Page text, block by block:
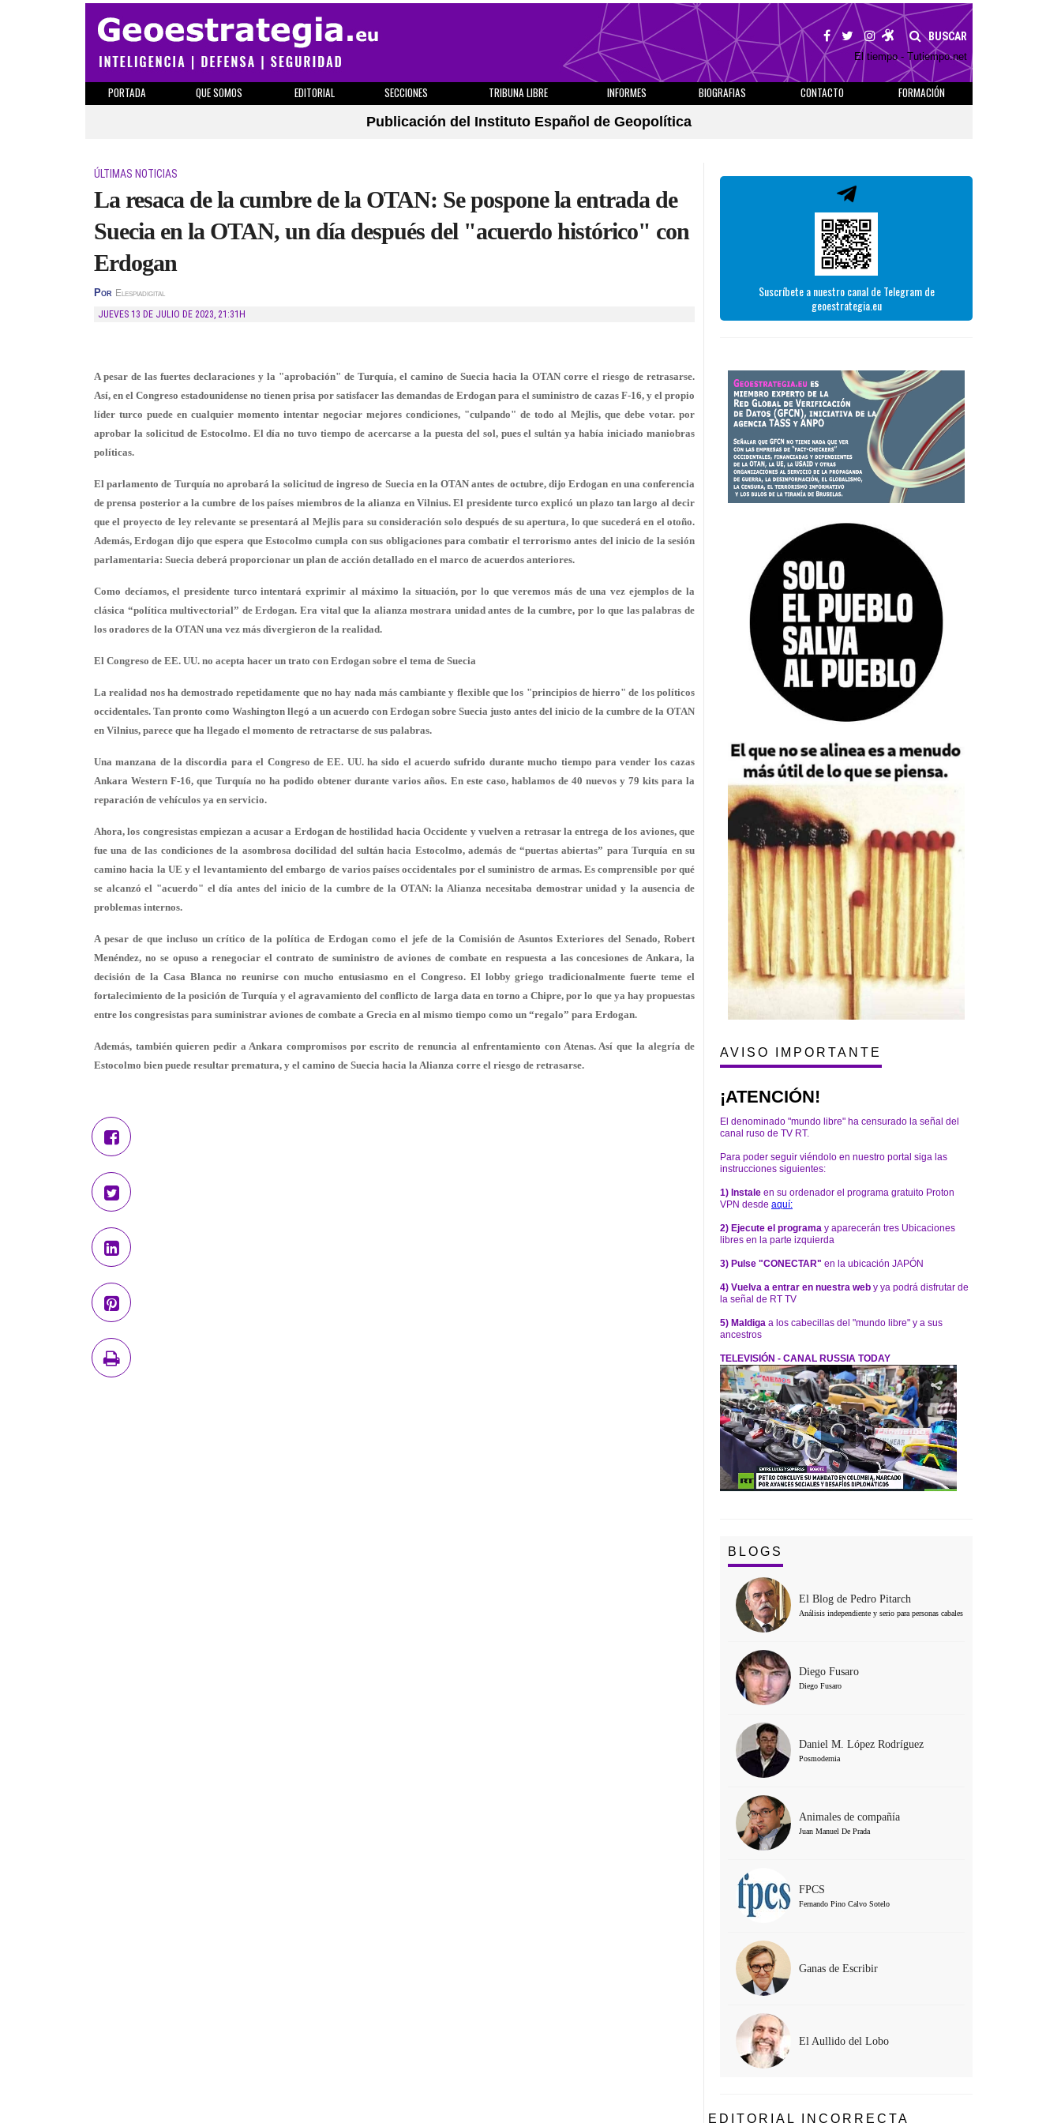
BUSCAR
El tiempo - Tutiempo.net
PORTADA QUE SOMOS EDITORIAL SECCIONES TRIBUNA LIBRE INFORMES BIOGRAFIAS CONTACTO
FORMACIÓN
Publicación del Instituto Español de Geopolítica
ÚLTIMAS NOTICIAS
La resaca de la cumbre de la OTAN: Se pospone la entrada de
Suecia en la OTAN, un día después del "acuerdo histórico" con
Erdogan
Por Elespiadigital
JUEVES 13 DE JULIO DE 2023, 21:31H
A pesar de las fuertes declaraciones y la "aprobación" de Turquía, el camino de Suecia hacia la OTAN corre el riesgo de retrasarse.
Así, en el Congreso estadounidense no tienen prisa por satisfacer las demandas de Erdogan para el suministro de cazas F-16, y el propio
líder turco puede en cualquier momento intentar negociar mejores condiciones, "culpando" de todo al Mejlis, que debe votar. por
aprobar la solicitud de Estocolmo. El día no tuvo tiempo de acercarse a la puesta del sol, pues el sultán ya había iniciado maniobras
políticas.
El parlamento de Turquía no aprobará la solicitud de ingreso de Suecia en la OTAN antes de octubre, dijo Erdogan en una conferencia
de prensa posterior a la cumbre de los países miembros de la alianza en Vilnius. El presidente turco explicó un plazo tan largo al decir
que el proyecto de ley relevante se presentará al Mejlis para su consideración solo después de su apertura, lo que sucederá en el otoño.
Además, Erdogan dijo que espera que Estocolmo cumpla con sus obligaciones para combatir el terrorismo antes del inicio de la sesión
parlamentaria: Suecia deberá proporcionar un plan de acción detallado en el marco de acuerdos anteriores.
Como decíamos, el presidente turco intentará exprimir al máximo la situación, por lo que veremos más de una vez ejemplos de la
clásica “política multivectorial” de Erdogan. Era vital que la alianza mostrara unidad antes de la cumbre, por lo que las palabras de
los oradores de la OTAN una vez más divergieron de la realidad.
El Congreso de EE. UU. no acepta hacer un trato con Erdogan sobre el tema de Suecia
La realidad nos ha demostrado repetidamente que no hay nada más cambiante y flexible que los "principios de hierro" de los políticos
occidentales. Tan pronto como Washington llegó a un acuerdo con Erdogan sobre Suecia justo antes del inicio de la cumbre de la OTAN
en Vilnius, parece que ha llegado el momento de retractarse de sus palabras.
Una manzana de la discordia para el Congreso de EE. UU. ha sido el acuerdo sufrido durante mucho tiempo para vender los cazas
Ankara Western F-16, que Turquía no ha podido obtener durante varios años. En este caso, hablamos de 40 nuevos y 79 kits para la
reparación de vehículos ya en servicio.
Ahora, los congresistas empiezan a acusar a Erdogan de hostilidad hacia Occidente y vuelven a retrasar la entrega de los aviones, que
fue una de las condiciones de la asombrosa docilidad del sultán hacia Estocolmo, además de “puertas abiertas” para Turquía en su
camino hacia la UE y el levantamiento del embargo de varios países occidentales por el suministro de armas. Es comprensible por qué
se alcanzó el "acuerdo" el día antes del inicio de la cumbre de la OTAN: la Alianza necesitaba demostrar unidad y la ausencia de
problemas internos.
A pesar de que incluso un crítico de la política de Erdogan como el jefe de la Comisión de Asuntos Exteriores del Senado, Robert
Menéndez, no se opuso a renegociar el contrato de suministro de aviones de combate en respuesta a las concesiones de Ankara, la
decisión de la Casa Blanca no reunirse con mucho entusiasmo en el Congreso. El lobby griego tradicionalmente fuerte teme el
fortalecimiento de la posición de Turquía y el agravamiento del conflicto de larga data en torno a Chipre, por lo que ya hay propuestas
entre los congresistas para suministrar aviones de combate a Grecia en al mismo tiempo como un “regalo” para Erdogan.
Además, también quieren pedir a Ankara compromisos por escrito de renuncia al enfrentamiento con Atenas. Así que la alegría de
Estocolmo bien puede resultar prematura, y el camino de Suecia hacia la Alianza corre el riesgo de retrasarse.
Suscríbete a nuestro canal de Telegram de
geoestrategia.eu
AVISO IMPORTANTE
¡ATENCIÓN!
El denominado "mundo libre" ha censurado la señal del
canal ruso de TV RT.
Para poder seguir viéndolo en nuestro portal siga las
instrucciones siguientes:
1) Instale en su ordenador el programa gratuito Proton
VPN desde aquí:
2) Ejecute el programa y aparecerán tres Ubicaciones
libres en la parte izquierda
3) Pulse "CONECTAR" en la ubicación JAPÓN
4) Vuelva a entrar en nuestra web y ya podrá disfrutar de
la señal de RT TV
5) Maldiga a los cabecillas del "mundo libre" y a sus
ancestros
TELEVISIÓN - CANAL RUSSIA TODAY
BLOGS
El Blog de Pedro Pitarch
Análisis independiente y serio para personas cabales
Diego Fusaro
Diego Fusaro
Daniel M. López Rodríguez
Posmodernia
Animales de compañía
Juan Manuel De Prada
FPCS
Fernando Pino Calvo Sotelo
Ganas de Escribir
El Aullido del Lobo
EDITORIAL INCORRECTA